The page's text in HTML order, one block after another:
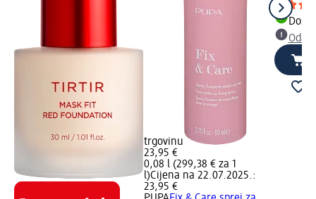
trgovinu
23,95 €
0,08 l (299,38 € za 1
l)Cijena na 22.07.2025.:
23,95 €